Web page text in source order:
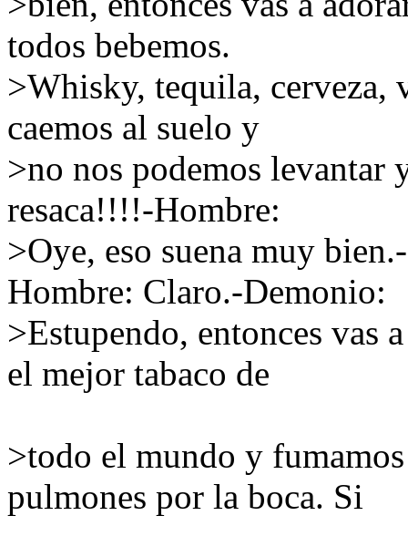
todos bebemos.
>Whisky, tequila, cerveza,
caemos al suelo y
>no nos podemos levantar
resaca!!!!-Hombre:
>Oye, eso suena muy
Hombre: Claro.-Demonio:
>Estupendo, entonces vas
el mejor tabaco de
>todo el mundo y
pulmones por la boca. Si